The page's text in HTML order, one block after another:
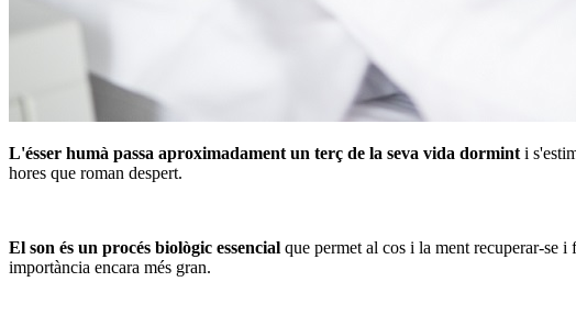
L'ésser humà passa aproximadament un terç de la seva vida dormint i
hores que roman despert.
El son és un procés biològic essencial que permet al cos i la ment recuperar-se
importància encara més gran.